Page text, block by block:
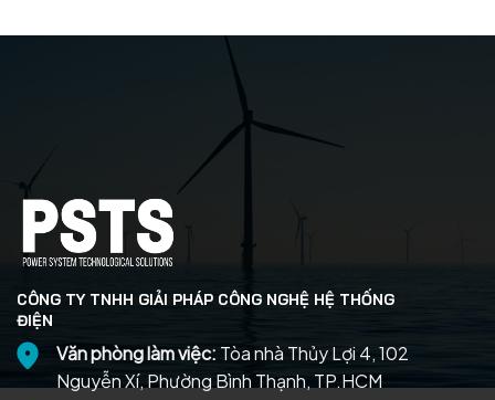
CÔNG TY TNHH GIẢI PHÁP CÔNG NGHỆ HỆ THỐNG
ĐIỆN
Văn phòng làm việc: Tòa nhà Thủy Lợi 4, 102
Nguyễn Xí, Phường Bình Thạnh, TP.HCM